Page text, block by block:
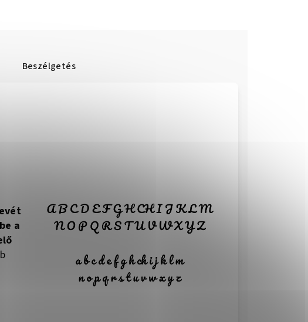
Beszélgetés
a